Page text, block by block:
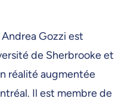
Gozzi est
de Sherbrooke et
réalité augmentée
Il est membre de